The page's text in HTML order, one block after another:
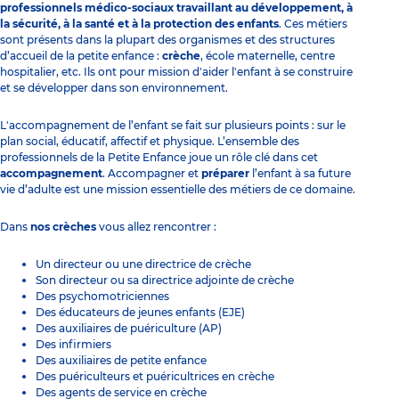
professionnels médico-sociaux travaillant au développement, à
la sécurité, à la santé et à la protection des enfants. Ces métiers
sont présents dans la plupart des organismes et des structures
d’accueil de la petite enfance : crèche, école maternelle, centre
hospitalier, etc. Ils ont pour mission d'aider l'enfant à se construire
et se développer dans son environnement.
L'accompagnement de l’enfant se fait sur plusieurs points : sur le
plan social, éducatif, affectif et physique. L’ensemble des
professionnels de la Petite Enfance joue un rôle clé dans cet
accompagnement. Accompagner et préparer l’enfant à sa future
vie d’adulte est une mission essentielle des métiers de ce domaine.
Dans nos crèches vous allez rencontrer :
Un directeur ou une directrice de crèche
Son directeur ou sa directrice adjointe de crèche
Des psychomotriciennes
Des éducateurs de jeunes enfants (EJE)
Des auxiliaires de puériculture (AP)
Des infirmiers
Des auxiliaires de petite enfance
Des puériculteurs et puéricultrices en crèche
Des agents de service en crèche